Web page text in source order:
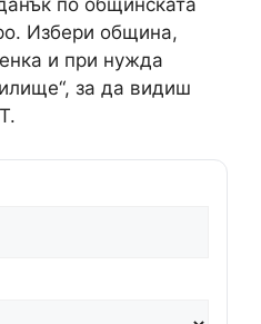
по общинската
Избери община,
и при нужда
за да видиш